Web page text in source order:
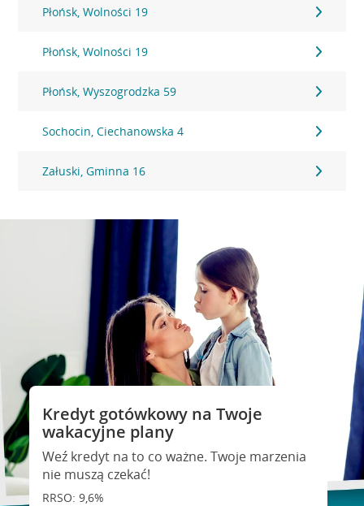
Płońsk, Wolności 19
Płońsk, Wolności 19
Płońsk, Wyszogrodzka 59
Sochocin, Ciechanowska 4
Załuski, Gminna 16
Kredyt gotówkowy na Twoje
wakacyjne plany
Weź kredyt na to co ważne. Twoje marzenia
nie muszą czekać!
RRSO: 9,6%